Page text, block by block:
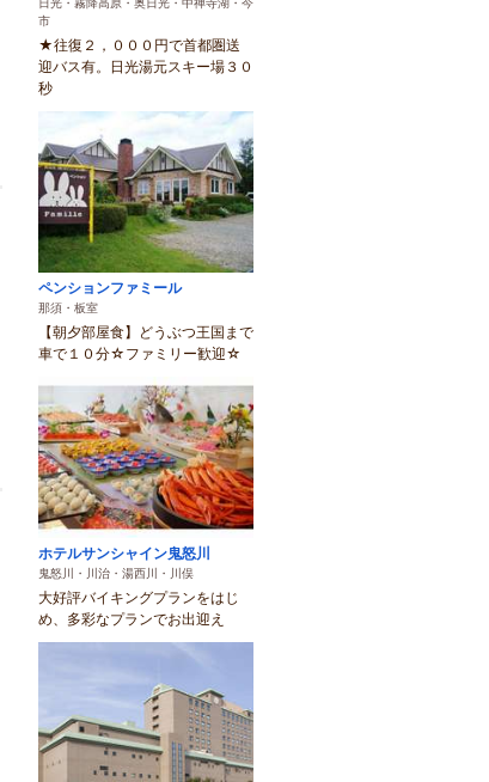
市
★往復２，０００円で首都圏送
迎バス有。日光湯元スキー場３０
秒
ペンションファミール
那須・板室
【朝夕部屋食】どうぶつ王国まで
車で１０分☆ファミリー歓迎☆
ホテルサンシャイン鬼怒川
鬼怒川・川治・湯西川・川俣
大好評バイキングプランをはじ
め、多彩なプランでお出迎え